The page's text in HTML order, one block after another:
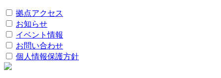
拠点アクセス
お知らせ
イベント情報
お問い合わせ
個人情報保護方針